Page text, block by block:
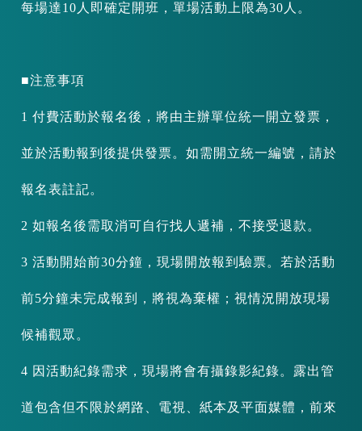
每場達10人即確定開班，單場活動上限為30人。
■注意事項
1 付費活動於報名後，將由主辦單位統一開立發票，
並於活動報到後提供發票。如需開立統一編號，請於
報名表註記。
2 如報名後需取消可自行找人遞補，不接受退款。
3 活動開始前30分鐘，現場開放報到驗票。若於活動
前5分鐘未完成報到，將視為棄權；視情況開放現場
候補觀眾。
4 因活動紀錄需求，現場將會有攝錄影紀錄。露出管
道包含但不限於網路、電視、紙本及平面媒體，前來